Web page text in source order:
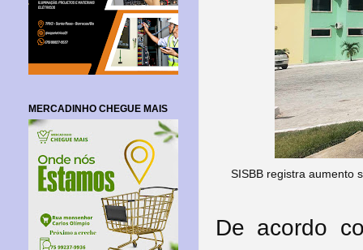
SISBB registra aumento
De acordo
MERCADINHO CHEGUE MAIS